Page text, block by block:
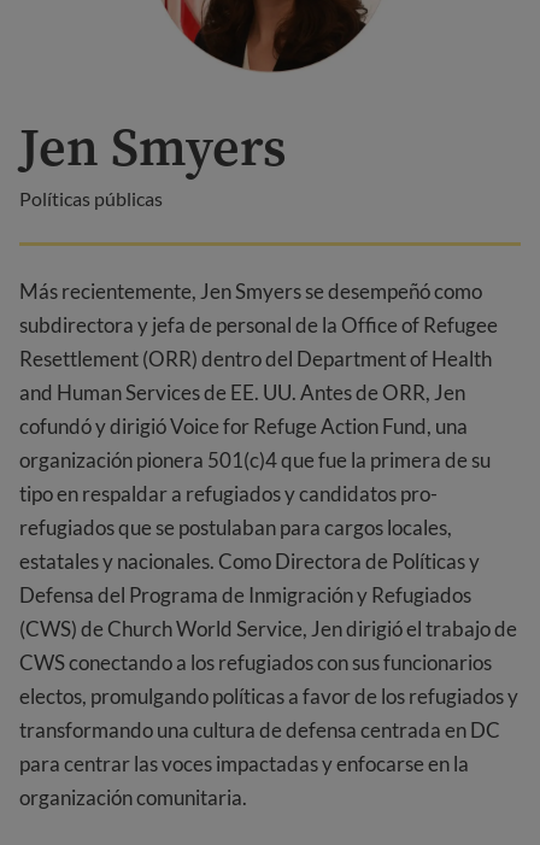
Jen Smyers
Políticas públicas
Más recientemente, Jen Smyers se desempeñó como
subdirectora y jefa de personal de la Office of Refugee
Resettlement (ORR) dentro del Department of Health
and Human Services de EE. UU. Antes de ORR, Jen
cofundó y dirigió Voice for Refuge Action Fund, una
organización pionera 501(c)4 que fue la primera de su
tipo en respaldar a refugiados y candidatos pro-
refugiados que se postulaban para cargos locales,
estatales y nacionales. Como Directora de Políticas y
Defensa del Programa de Inmigración y Refugiados
(CWS) de Church World Service, Jen dirigió el trabajo de
CWS conectando a los refugiados con sus funcionarios
electos, promulgando políticas a favor de los refugiados y
transformando una cultura de defensa centrada en DC
para centrar las voces impactadas y enfocarse en la
organización comunitaria.